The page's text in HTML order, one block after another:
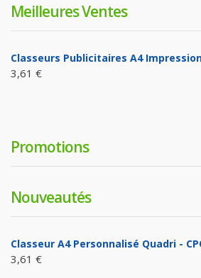
Meilleures Ventes
Classeurs Publicitaires A4
3,61 €
Promotions
Nouveautés
Classeur A4 Personnalisé Quadri -
3,61 €